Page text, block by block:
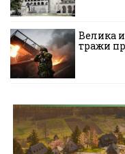
Велика
тражи